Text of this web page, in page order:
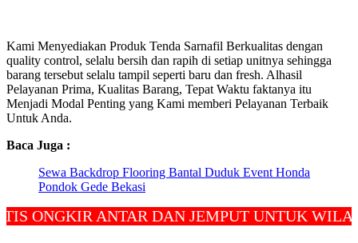
Kami Menyediakan Produk Tenda Sarnafil Berkualitas dengan
quality control, selalu bersih dan rapih di setiap unitnya sehingga
barang tersebut selalu tampil seperti baru dan fresh. Alhasil
Pelayanan Prima, Kualitas Barang, Tepat Waktu faktanya itu
Menjadi Modal Penting yang Kami memberi Pelayanan Terbaik
Untuk Anda.
Baca Juga :
Sewa Backdrop Flooring Bantal Duduk Event Honda
Pondok Gede Bekasi
ANTAR DAN JEMPUT UNTUK WILAYAH